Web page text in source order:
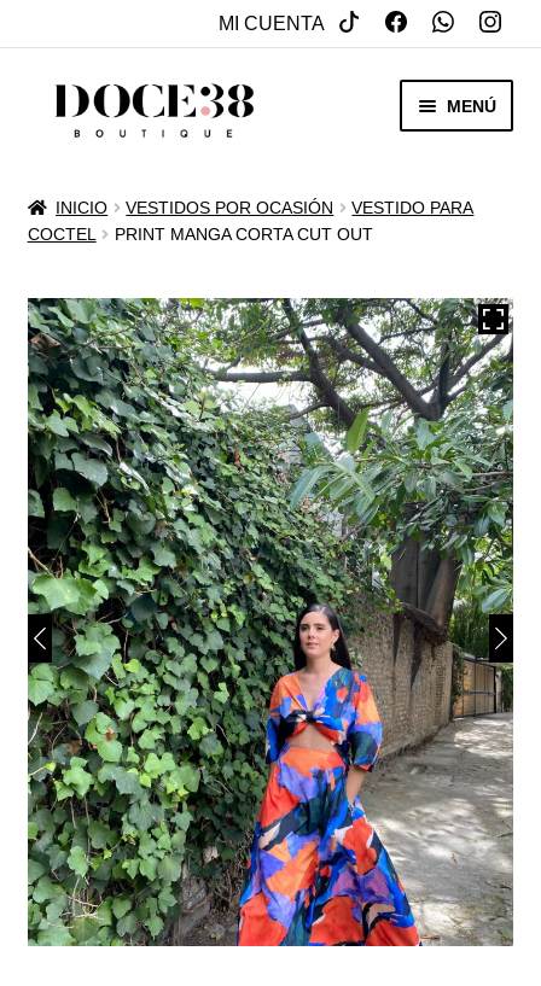
MI CUENTA
SALTAR
MENÚ
VENTA
REBAJAS
VESTIDOS DE NOVIA
OTROS
MENÚ
HIJO
ACCESORIOS
INICIO VESTIDOS POR OCASIÓN
VESTIDO PARA
COCTEL
PRINT MANGA CORTA CUT OUT